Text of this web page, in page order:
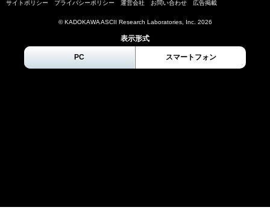
サイトポリシー プライバシーポリシー 運営会社 お問い合わせ 広告掲載
© KADOKAWA ASCII Research Laboratories, Inc. 2026
表示形式
PC スマートフォン